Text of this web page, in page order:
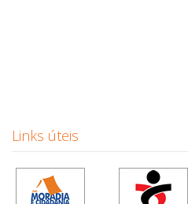
Links úteis